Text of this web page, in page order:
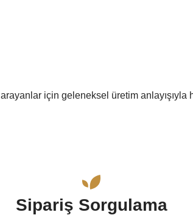
arayanlar için geleneksel üretim anlayışıyla
Sipariş Sorgulama